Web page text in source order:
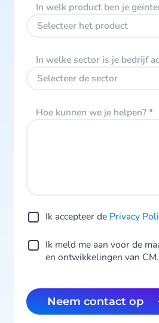
In welk product ben je
Selecteer het product
In welke sector is je bedrijf
Selecteer de sector
Hoe kunnen we je helpen?*
Ik accepteer de Privacy
Ik meld me aan voor de
en ontwikkelingen van
Neem contact op